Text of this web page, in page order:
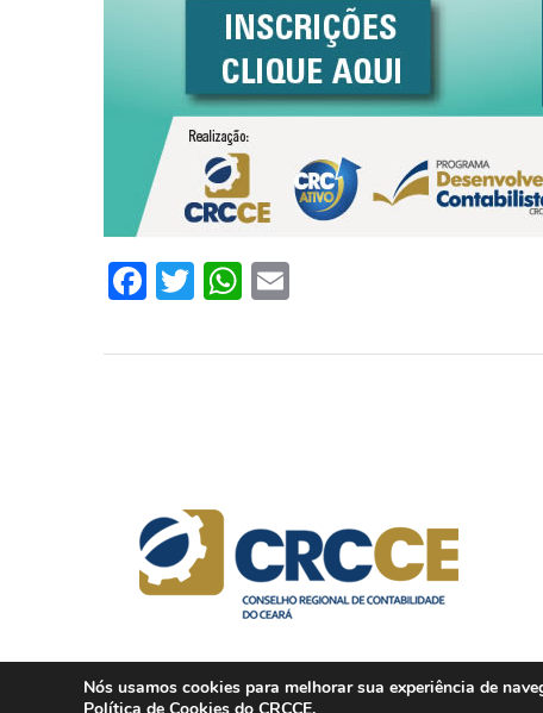
Facebook
TwitterWhatsApp
Nós usamos cookies para melhorar sua experiência de